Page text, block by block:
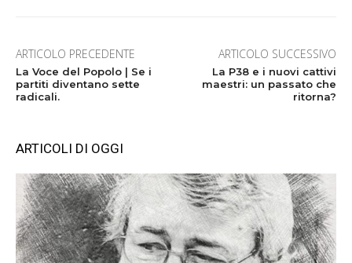
ARTICOLO PRECEDENTE
La Voce del Popolo | Se i
partiti diventano sette
radicali.
ARTICOLO SUCCESSIVO
La P38 e i nuovi cattivi
maestri: un passato che
ritorna?
ARTICOLI DI OGGI